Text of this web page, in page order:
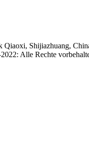
Qiaoxi, Shijiazhuang,
Alle Rechte